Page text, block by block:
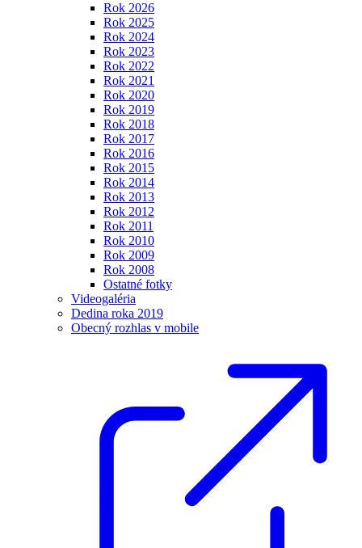
Rok 2026
Rok 2025
Rok 2024
Rok 2023
Rok 2022
Rok 2021
Rok 2020
Rok 2019
Rok 2018
Rok 2017
Rok 2016
Rok 2015
Rok 2014
Rok 2013
Rok 2012
Rok 2011
Rok 2010
Rok 2009
Rok 2008
Ostatné fotky
Videogaléria
Dedina roka 2019
Obecný rozhlas v mobile